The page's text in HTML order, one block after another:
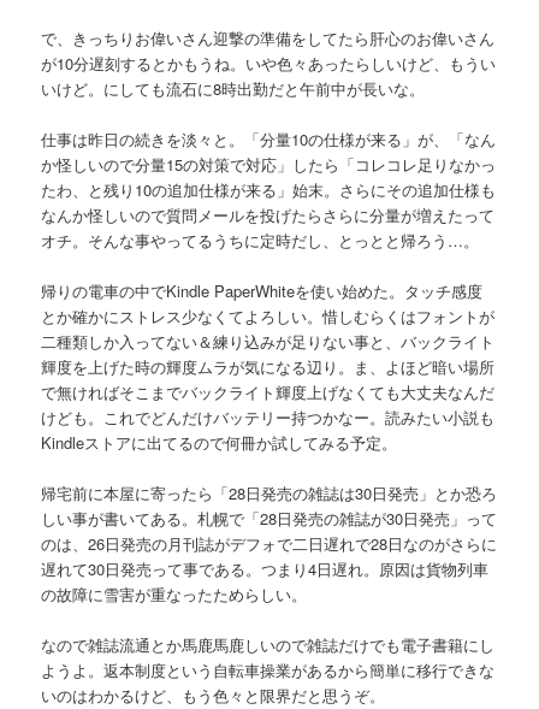
で、きっちりお偉いさん迎撃の準備をしてたら肝心のお偉いさん
が10分遅刻するとかもうね。いや色々あったらしいけど、もうい
いけど。にしても流石に8時出勤だと午前中が長いな。
仕事は昨日の続きを淡々と。「分量10の仕様が来る」が、「なん
か怪しいので分量15の対策で対応」したら「コレコレ足りなかっ
たわ、と残り10の追加仕様が来る」始末。さらにその追加仕様も
なんか怪しいので質問メールを投げたらさらに分量が増えたって
オチ。そんな事やってるうちに定時だし、とっとと帰ろう…。
帰りの電車の中でKindle PaperWhiteを使い始めた。タッチ感度
とか確かにストレス少なくてよろしい。惜しむらくはフォントが
二種類しか入ってない＆練り込みが足りない事と、バックライト
輝度を上げた時の輝度ムラが気になる辺り。ま、よほど暗い場所
で無ければそこまでバックライト輝度上げなくても大丈夫なんだ
けども。これでどんだけバッテリー持つかなー。読みたい小説も
Kindleストアに出てるので何冊か試してみる予定。
帰宅前に本屋に寄ったら「28日発売の雑誌は30日発売」とか恐ろ
しい事が書いてある。札幌で「28日発売の雑誌が30日発売」って
のは、26日発売の月刊誌がデフォで二日遅れで28日なのがさらに
遅れて30日発売って事である。つまり4日遅れ。原因は貨物列車
の故障に雪害が重なったためらしい。
なので雑誌流通とか馬鹿馬鹿しいので雑誌だけでも電子書籍にし
ようよ。返本制度という自転車操業があるから簡単に移行できな
いのはわかるけど、もう色々と限界だと思うぞ。